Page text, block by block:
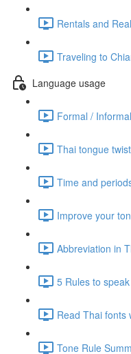
Rentals and
Traveling to
Language usage
Formal /
Thai tongue
Time and
Improve your
Abbreviation in
5 Rules to
Read Thai
Tone Rule